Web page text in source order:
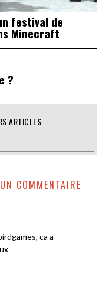
festival de
Minecraft
?
ARTICLES
COMMENTAIRE
ca a